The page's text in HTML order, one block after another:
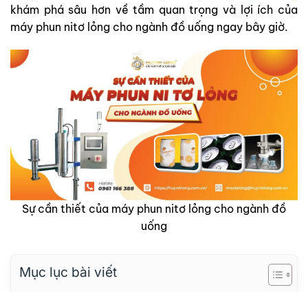
khám phá sâu hơn về tầm quan trọng và lợi ích của
máy phun nitơ lỏng cho ngành đồ uống ngay bây giờ.
Sự cần thiết của máy phun nitơ lỏng cho ngành đồ
uống
Mục lục bài viết